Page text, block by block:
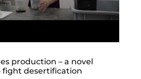
production – a novel
fight desertification